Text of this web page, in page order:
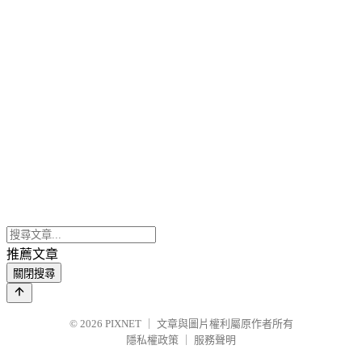
推薦文章
關閉搜尋
© 2026 PIXNET
文章與圖片權利屬原作者所有
隱私權政策
服務聲明